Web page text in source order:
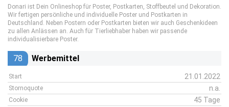
Donari ist Dein Onlineshop für Poster, Postkarten, Stoffbeutel und Dekoration.
Wir fertigen persönliche und individuelle Poster und Postkarten in
Deutschland. Neben Postern oder Postkarten bieten wir auch Geschenkideen
zu allen Anlässen an. Auch für Tierliebhaber haben wir passende
individualisierbare Poster.
78 Werbemittel
Start 21.01.2022
Stornoquote n.a.
Cookie 45 Tage